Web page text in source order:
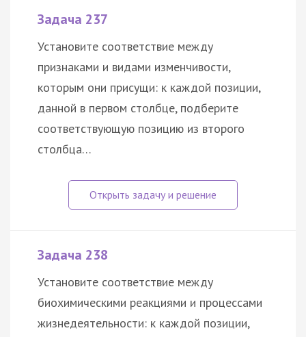
Задача 237
Установите соответствие между
признаками и видами изменчивости,
которым они присущи: к каждой позиции,
данной в первом столбце, подберите
соответствующую позицию из второго
столбца…
Задача 238
Установите соответствие между
биохимическими реакциями и процессами
жизнедеятельности: к каждой позиции,